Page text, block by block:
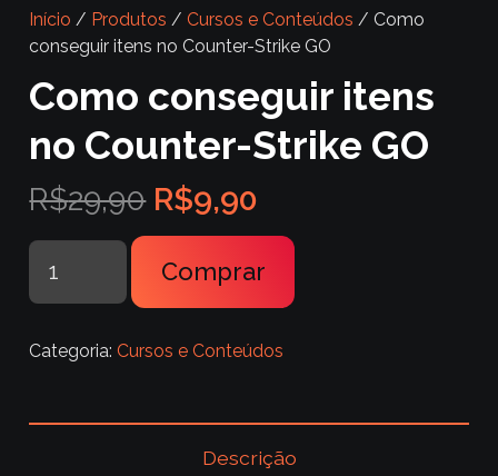
Início / Produtos /Cursos e Conteúdos / Como
conseguir itens no Counter-Strike GO
Como conseguir itens
no Counter-Strike GO
R$29,90 O
preço
original
era:
R$9,90
preço
atual
é:
conseguir
no
Comprar
Categoria:Cursos e Conteúdos
Descrição